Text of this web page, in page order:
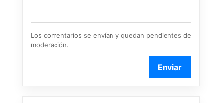
Los comentarios se envían y quedan pendientes de
moderación.
Enviar